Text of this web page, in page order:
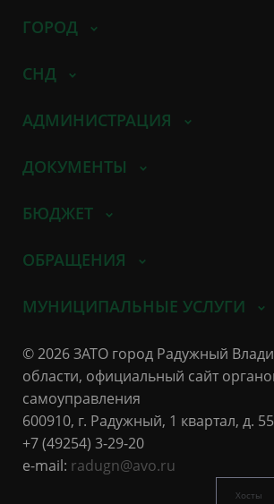
ГОРОД
СНД
АДМИНИСТРАЦИЯ
ДОКУМЕНТЫ
БЮДЖЕТ
ОБРАЩЕНИЯ
МУНИЦИПАЛЬНЫЕ УСЛУГИ
© 2026 ЗАТО город Радужный
области, официальный сайт
самоуправления
600910, г. Радужный, 1 квартал, д. 55
+7 (49254) 3-29-20
e-mail: radugn@avo.ru
Хосты